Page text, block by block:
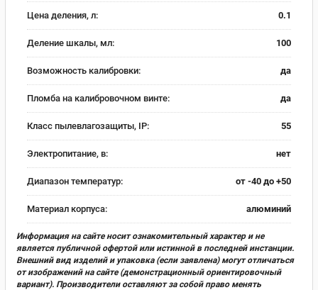
Цена деления, л: 0.1
Деление шкалы, мл: 100
Возможность калибровки: да
Пломба на калибровочном винте: да
Класс пылевлагозащиты, IP: 55
Электропитание, в: нет
Диапазон температур: от -40 до +50
Материал корпуса: алюминий
Информация на сайте носит ознакомительный характер и не
является публичной офертой или истинной в последней инстанции.
Внешний вид изделий и упаковка (если заявлена) могут отличаться
от изображений на сайте (демонстрационный ориентировочный
вариант). Производители оставляют за собой право менять